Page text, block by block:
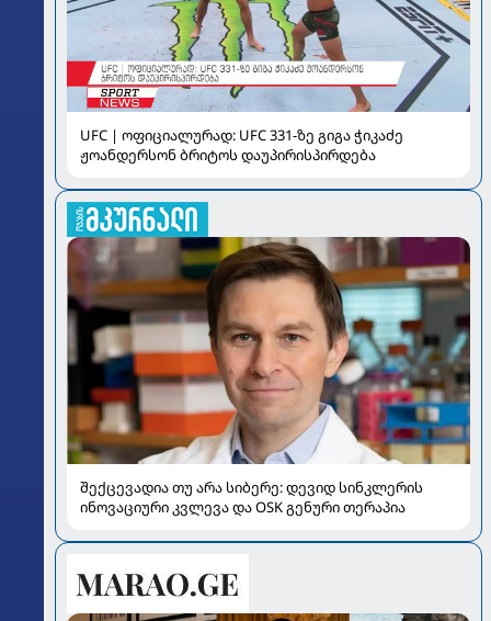
UFC | ოფიციალურად: UFC 331-ზე გიგა ჭიკაძე
ჟოანდერსონ ბრიტოს დაუპირისპირდება
შექცევადია თუ არა სიბერე: დევიდ სინკლერის
ინოვაციური კვლევა და OSK გენური თერაპია